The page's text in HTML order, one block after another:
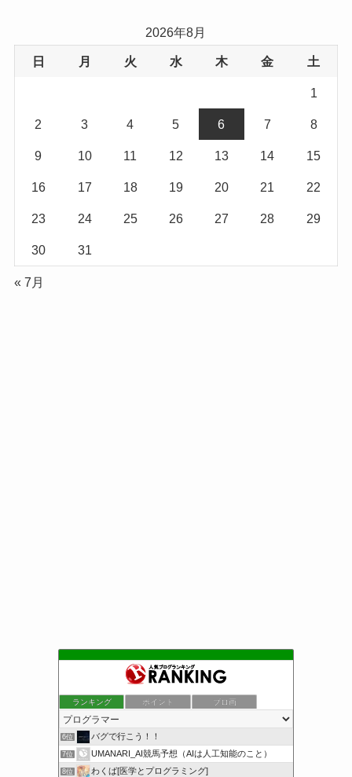
2026年8月
日 月 火 水 木 金 土
1
2 3 4 5 6 7 8
9 10 11 12 13 14 15
16 17 18 19 20 21 22
23 24 25 26 27 28 29
30 31
« 7月
ランキング ポイント ブロ画
6位 バグで行こう！！
7位 UMANARI_AI競馬予想（AIは人工知能のこと）
8位 わくば[医学とプログラミング]